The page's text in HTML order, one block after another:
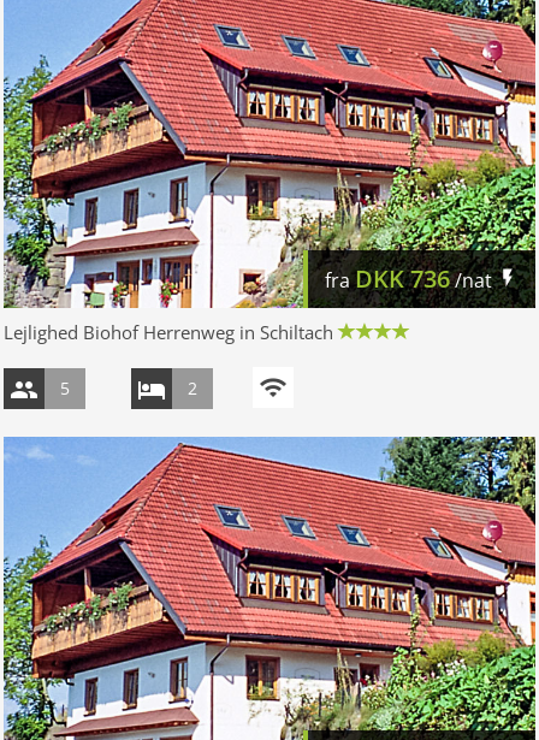
fraDKK736/nat
Lejlighed Biohof Herrenweg in Schiltach
5 2